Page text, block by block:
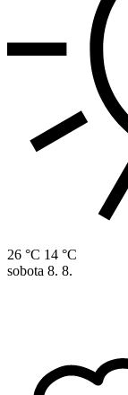
26 °C 14 °C
sobota 8. 8.